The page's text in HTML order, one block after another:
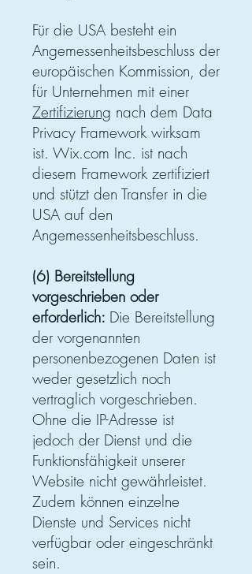
Für die USA besteht ein
Angemessenheitsbeschluss der
europäischen Kommission, der
für Unternehmen mit einer
Zertifizierung nach dem Data
Privacy Framework wirksam
ist. Wix.com Inc. ist nach
diesem Framework zertifiziert
und stützt den Transfer in die
USA auf den
Angemessenheitsbeschluss.
(6) Bereitstellung
vorgeschrieben oder
erforderlich: Die Bereitstellung
der vorgenannten
personenbezogenen Daten ist
weder gesetzlich noch
vertraglich vorgeschrieben.
Ohne die IP-Adresse ist
jedoch der Dienst und die
Funktionsfähigkeit unserer
Website nicht gewährleistet.
Zudem können einzelne
Dienste und Services nicht
verfügbar oder eingeschränkt
sein.